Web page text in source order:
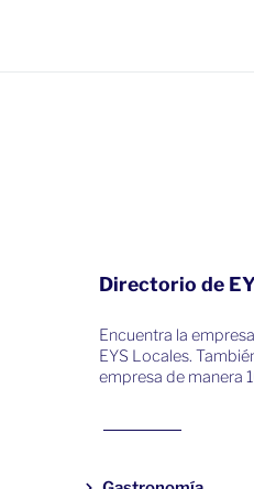
Directorio de
Encuentra la
EYS Locales.
empresa de manera